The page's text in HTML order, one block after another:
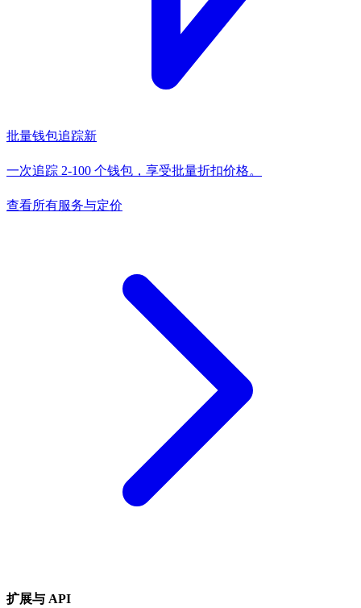
批量钱包追踪新
一次追踪 2-100 个钱包，享受批量折扣价格。
查看所有服务与定价
扩展与 API